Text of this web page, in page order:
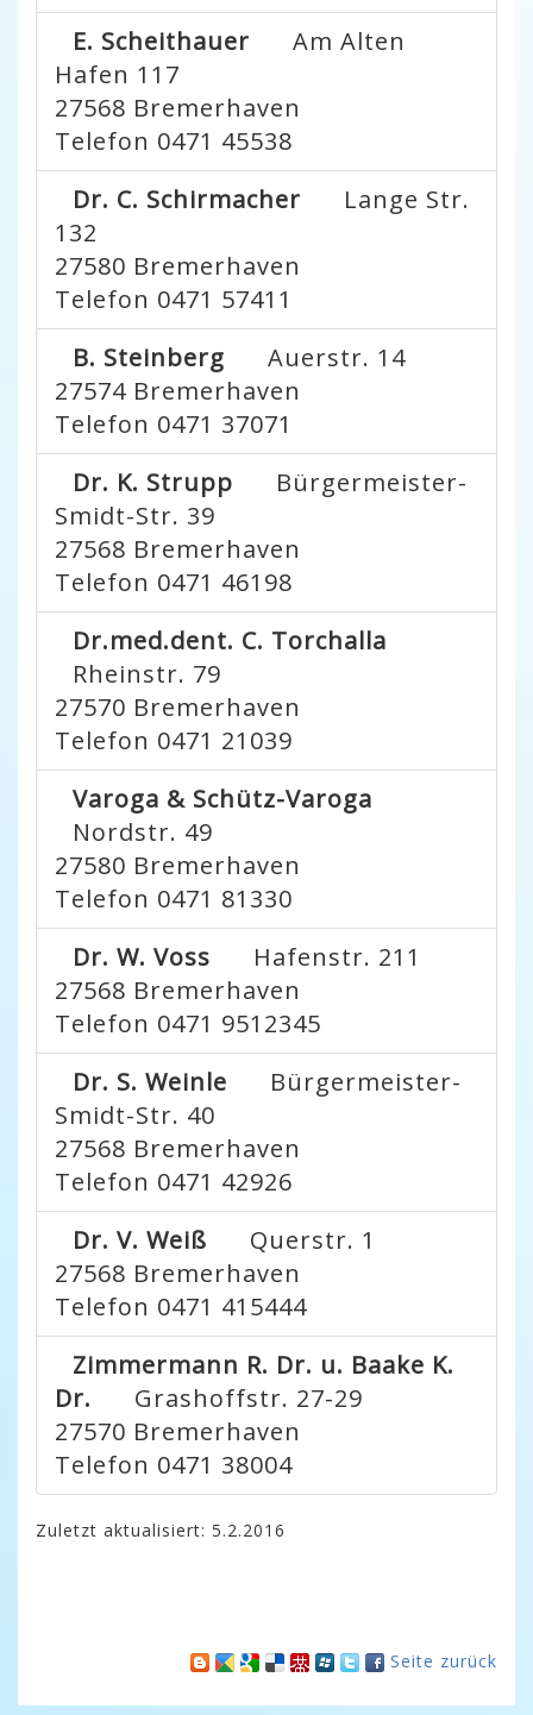
E. Scheithauer
Am Alten
Hafen 117
27568 Bremerhaven
Telefon 0471 45538
Dr. C. Schirmacher
Lange Str.
132
27580 Bremerhaven
Telefon 0471 57411
B. Steinberg
Auerstr. 14
27574 Bremerhaven
Telefon 0471 37071
Dr. K. Strupp
Bürgermeister-
Smidt-Str. 39
27568 Bremerhaven
Telefon 0471 46198
Dr.med.dent. C. Torchalla
Rheinstr. 79
27570 Bremerhaven
Telefon 0471 21039
Varoga & Schütz-Varoga
Nordstr. 49
27580 Bremerhaven
Telefon 0471 81330
Dr. W. Voss
Hafenstr. 211
27568 Bremerhaven
Telefon 0471 9512345
Dr. S. Weinle
Bürgermeister-
Smidt-Str. 40
27568 Bremerhaven
Telefon 0471 42926
Dr. V. Weiß
Querstr. 1
27568 Bremerhaven
Telefon 0471 415444
Zimmermann R. Dr. u. Baake K.
Dr.
Grashoffstr. 27-29
27570 Bremerhaven
Telefon 0471 38004
Zuletzt aktualisiert: 5.2.2016
Seite zurück